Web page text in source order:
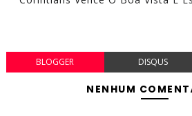
BLOGGER DISQUS
NENHUM